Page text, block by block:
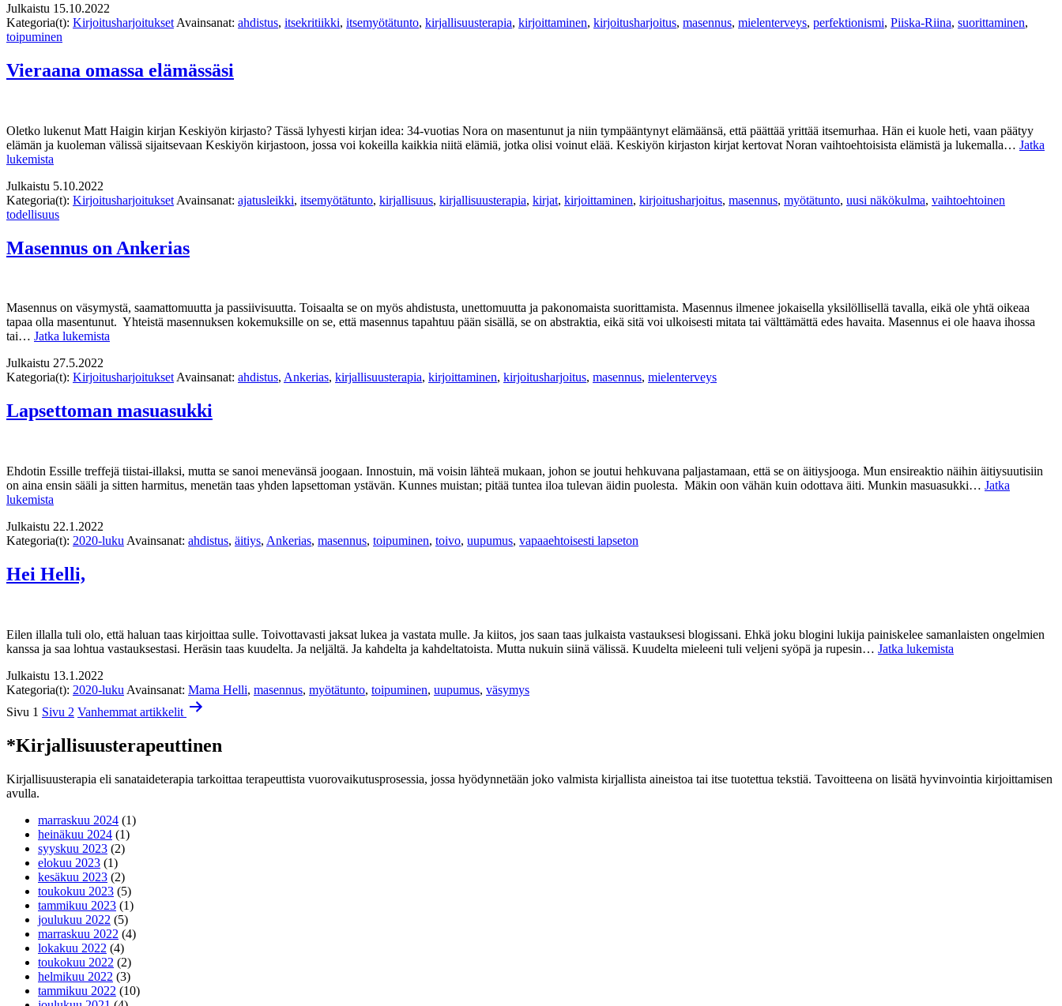
Riinasi?
Julkaistu 15.10.2022
Kategoria(t): Kirjoitusharjoitukset Avainsanat: ahdistus, itsekritiikki, itsemyötätunto, kirjallisuusterapia, kirjoittaminen, kirjoitusharjoitus, masennus, mielenterveys, perfektionismi, Piiska-Riina, suorittaminen,
toipuminen
Vieraana omassa elämässäsi
Oletko lukenut Matt Haigin kirjan Keskiyön kirjasto? Tässä lyhyesti kirjan idea: 34-vuotias Nora on masentunut ja niin tympääntynyt elämäänsä, että päättää yrittää itsemurhaa. Hän ei kuole heti, vaan päätyy
elämän ja kuoleman välissä sijaitsevaan Keskiyön kirjastoon, jossa voi kokeilla kaikkia niitä elämiä, jotka olisi voinut elää. Keskiyön kirjaston kirjat kertovat Noran vaihtoehtoisista elämistä ja lukemalla… Jatka
lukemista
elämässäsi
Julkaistu 5.10.2022
Kategoria(t): Kirjoitusharjoitukset Avainsanat: ajatusleikki, itsemyötätunto, kirjallisuus, kirjallisuusterapia, kirjat, kirjoittaminen, kirjoitusharjoitus, masennus, myötätunto, uusi näkökulma, vaihtoehtoinen
todellisuus
Masennus on Ankerias
Masennus on väsymystä, saamattomuutta ja passiivisuutta. Toisaalta se on myös ahdistusta, unettomuutta ja pakonomaista suorittamista. Masennus ilmenee jokaisella yksilöllisellä tavalla, eikä ole yhtä oikeaa
tapaa olla masentunut. Yhteistä masennuksen kokemuksille on se, että masennus tapahtuu pään sisällä, se on abstraktia, eikä sitä voi ulkoisesti mitata tai välttämättä edes havaita. Masennus ei ole haava ihossa
tai… Jatka lukemista
Julkaistu 27.5.2022
Kategoria(t): KirjoitusharjoituksetAvainsanat: ahdistus, Ankerias, kirjallisuusterapia, kirjoittaminen, kirjoitusharjoitus, masennus, mielenterveys
Lapsettoman masuasukki
Ehdotin Essille treffejä tiistai-illaksi, mutta se sanoi menevänsä joogaan. Innostuin, mä voisin lähteä mukaan, johon se joutui hehkuvana paljastamaan, että se on äitiysjooga. Mun ensireaktio näihin äitiysuutisiin
on aina ensin sääli ja sitten harmitus, menetän taas yhden lapsettoman ystävän. Kunnes muistan; pitää tuntea iloa tulevan äidin puolesta. Mäkin oon vähän kuin odottava äiti. Munkin masuasukki… Jatka
lukemista
Julkaistu 22.1.2022
Kategoria(t): 2020-luku Avainsanat: ahdistus, äitiys, Ankerias, masennus, toipuminen, toivo, uupumus, vapaaehtoisesti lapseton
Hei Helli,
Eilen illalla tuli olo, että haluan taas kirjoittaa sulle. Toivottavasti jaksat lukea ja vastata mulle. Ja kiitos, jos saan taas julkaista vastauksesi blogissani. Ehkä joku blogini lukija painiskelee samanlaisten ongelmien
kanssa ja saa lohtua vastauksestasi. Heräsin taas kuudelta. Ja neljältä. Ja kahdelta ja kahdeltatoista. Mutta nukuin siinä välissä. Kuudelta mieleeni tuli veljeni syöpä ja rupesin… Jatka lukemista
Julkaistu 13.1.2022
Kategoria(t): 2020-luku Avainsanat: Mama Helli, masennus, myötätunto, toipuminen, uupumus, väsymys
Artikkelien
Sivu 1 Sivu 2 Vanhemmat artikkelit
*Kirjallisuusterapeuttinen
Kirjallisuusterapia eli sanataideterapia tarkoittaa terapeuttista vuorovaikutusprosessia, jossa hyödynnetään joko valmista kirjallista aineistoa tai itse tuotettua tekstiä. Tavoitteena on lisätä hyvinvointia kirjoittamisen
avulla.
marraskuu 2024 (1)
heinäkuu 2024 (1)
syyskuu 2023 (2)
elokuu 2023 (1)
kesäkuu 2023 (2)
toukokuu 2023 (5)
tammikuu 2023 (1)
joulukuu 2022 (5)
marraskuu 2022 (4)
lokakuu 2022 (4)
toukokuu 2022 (2)
helmikuu 2022 (3)
tammikuu 2022 (10)